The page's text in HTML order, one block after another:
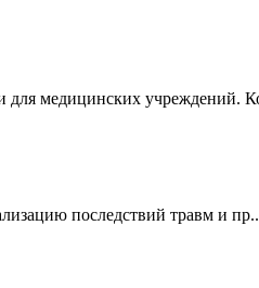
медицинских учреждений.
последствий травм и